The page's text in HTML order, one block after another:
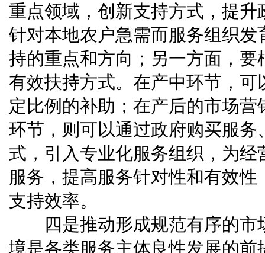
重点领域，创新支持方式，提
针对本地农户急需而服务组织
持的重点和方向；另一方面，
有效扶持方式。在产中环节，
定比例的补助；在产后的市场
环节，则可以通过政府购买服
式，引入专业化服务组织，为
服务，提高服务针对性和有效
支持效率。
四是推动形成规范有序的
境是各类服务主体良性发展的